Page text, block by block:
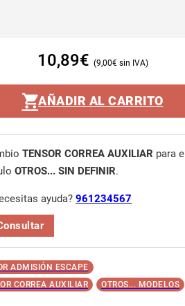
10,89€ 9,00€
AÑADIR AL CARRITO
TENSOR CORREA AUXILIAR para el
OTROS... SIN DEFINIR.
ayuda? 961234567
ADMISIÓN ESCAPE
CORREA AUXILIAR
OTROS... MODELOS